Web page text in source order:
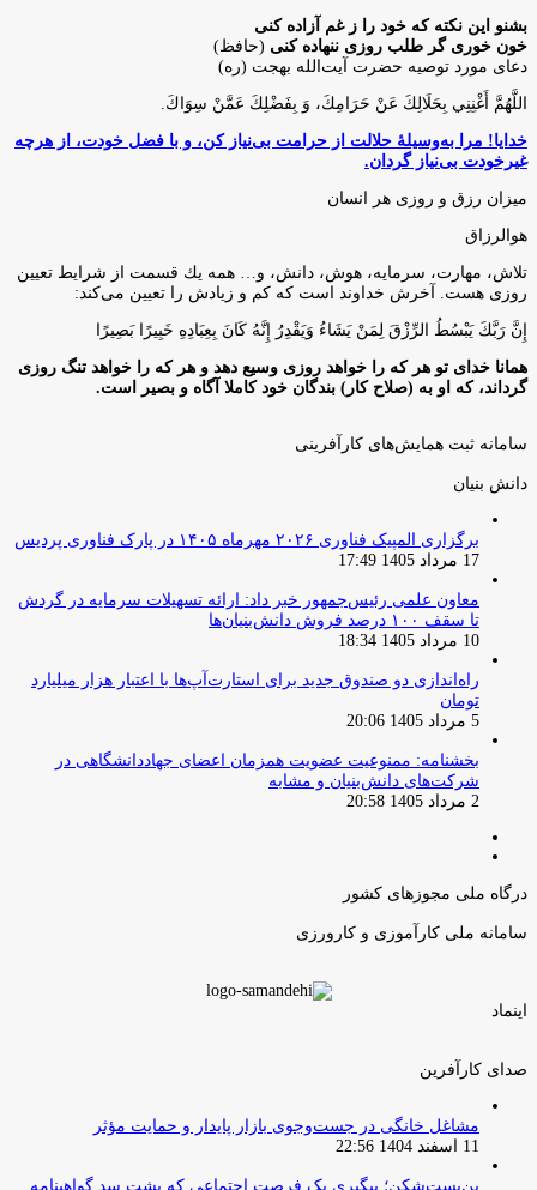
بشنو این نکته که خود را ز غم آزاده کنی
خون خوری گر طلب روزی ننهاده کنی (حافظ)
دعای مورد توصیه حضرت آیت‌الله بهجت (ره)
اللَّهُمَّ أَغْنِنِي بِحَلَالِكَ عَنْ حَرَامِكَ، وَ بِفَضْلِكَ عَمَّنْ سِوَاكَ‏.
خدایا! مرا به‌وسیلۀ حلالت از حرامت بی‌نیاز کن، و با فضل خودت، از هرچه
غیرخودت بی‌نیاز گردان.
میزان رزق و روزی هر انسان
هوالرزاق
تلاش، مهارت، سرمايه، هوش، دانش، و… همه يك قسمت از شرايط تعيين
روزى هست. آخرش خداوند است كه كم و زيادش را تعيين مى‌كند:
إِنَّ رَبَّكَ يَبْسُطُ الرِّزْقَ لِمَنْ يَشَاءُ وَيَقْدِرُ إِنَّهُ كَانَ بِعِبَادِهِ خَبِيرًا بَصِيرًا
همانا خدای تو هر که را خواهد روزی وسیع دهد و هر که را خواهد تنگ روزی
گرداند، که او به (صلاح کار) بندگان خود کاملا آگاه و بصیر است.
سامانه ثبت همایش‌های کارآفرینی
دانش‌ بنیان‌
برگزاری المپیک فناوری ۲۰۲۶ مهرماه ۱۴۰۵ در پارک فناوری پردیس
17 مرداد 1405 17:49
معاون علمی رئیس‌جمهور خبر داد: ارائه تسهیلات سرمایه در گردش
تا سقف ۱۰۰ درصد فروش دانش‌بنیان‌ها
10 مرداد 1405 18:34
راه‌اندازی دو صندوق جدید برای استارت‌آپ‌ها با اعتبار هزار میلیارد
تومان
5 مرداد 1405 20:06
بخشنامه: ممنوعیت عضویت همزمان اعضای جهاددانشگاهی در
شرکت‌های دانش‌بنیان و مشابه
2 مرداد 1405 20:58
درگاه ملی مجوزهای کشور
سامانه ملی کارآموزی و کارورزی
اینماد
صدای کارآفرین
مشاغل خانگی در جست‌وجوی بازار پایدار و حمایت مؤثر
11 اسفند 1404 22:56
بن‌بست‌شکن؛ پیگیری یک فرصت اجتماعی که پشت سد گواهینامه